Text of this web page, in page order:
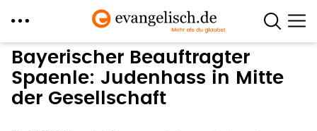
Direkt
zum
Inhalt
Bayerischer Beauftragter
Spaenle: Judenhass in Mitte
der Gesellschaft